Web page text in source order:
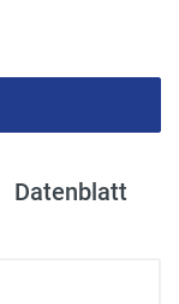
Datenblatt